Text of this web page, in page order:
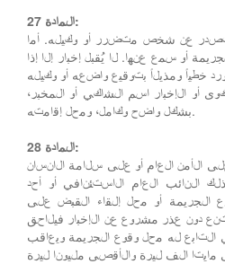
المادة 27:
عن شخص متضرر أو وكيله. أما
أو سمع عنها. لا يُقبل إخبار إلا إذا
أو الإخبار اسم الشاكي أو المخبر،
بشكل واضح وكامل، ومحل إقامته.
المادة 28:
العام أو على سلامة الانسان
النائب العام الاستئنافي أو أحد
الجريمة أو محل إلقاء القبض على
دون عذر مشروع عن الإخبار فيلاحق
التابع له محل وقوع الجريمة ويعاقب